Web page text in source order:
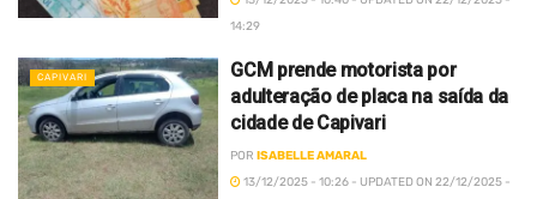
14:29
CAPIVARI
GCM prende motorista por
adulteração de placa na saída da
cidade de Capivari
POR ISABELLE AMARAL
13/12/2025 - 10:26 - UPDATED ON 22/12/2025 -